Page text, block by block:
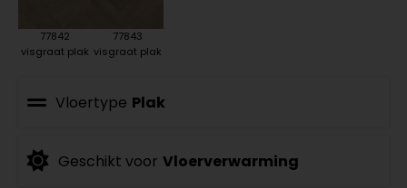
77842
visgraat plak
77843
visgraat plak
Vloertype Plak
Geschikt voor Vloerverwarming